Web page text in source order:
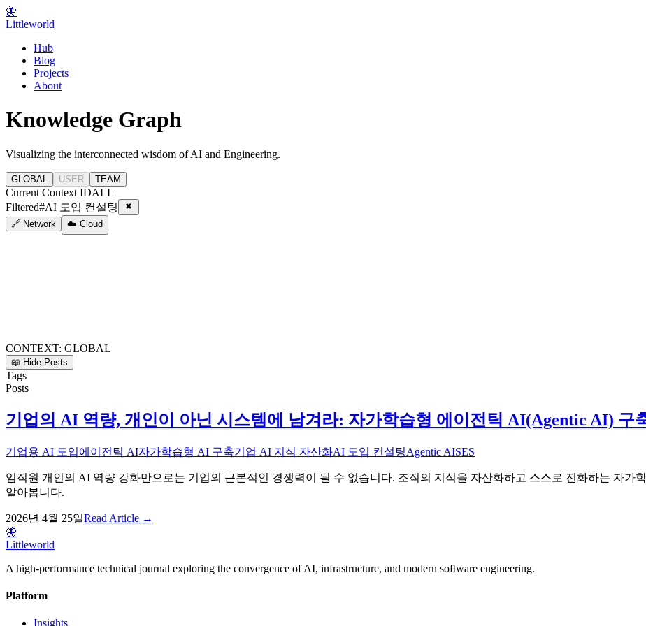
🦋
Littleworld
Hub
Blog
Projects
About
Knowledge Graph
Visualizing the interconnected wisdom of AI and Engineering.
GLOBAL USER TEAM
Current Context IDALL
Filtered#AI 도입 컨설팅
🔗 Network ☁️ Cloud
CONTEXT: GLOBAL
📖 Hide Posts
Tags
Posts
기업의 AI 역량, 개인이 아닌 시스템에 남겨라: 자가학습형 에이전틱 AI(Agentic AI) 구
기업용 AI 도입에이전틱 AI자가학습형 AI 구축기업 AI 지식 자산화AI 도입 컨설팅Agentic AISES
임직원 개인의 AI 역량 강화만으로는 기업의 근본적인 경쟁력이 될 수 없습니다. 조직의 지식을 자산화하고 스스로 진화하는 자가
알아봅니다.
2026년 4월 25일Read Article →
🦋
Littleworld
A high-performance technical journal exploring the convergence of AI, infrastructure, and modern software engineering.
Platform
Insights